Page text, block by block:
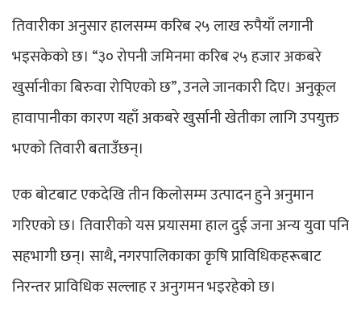
तिवारीका अनुसार हालसम्म करिब २५ लाख रुपैयाँ लगानी
भइसकेको छ। “३० रोपनी जमिनमा करिब २५ हजार अकबरे
खुर्सानीका बिरुवा रोपिएको छ”, उनले जानकारी दिए। अनुकूल
हावापानीका कारण यहाँ अकबरे खुर्सानी खेतीका लागि उपयुक्त
भएको तिवारी बताउँछन्।
एक बोटबाट एकदेखि तीन किलोसम्म उत्पादन हुने अनुमान
गरिएको छ। तिवारीको यस प्रयासमा हाल दुई जना अन्य युवा पनि
सहभागी छन्। साथै, नगरपालिकाका कृषि प्राविधिकहरूबाट
निरन्तर प्राविधिक सल्लाह र अनुगमन भइरहेको छ।